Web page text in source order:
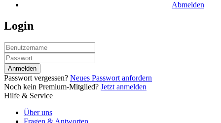
Abmelden
Login
Anmelden
Passwort vergessen? Neues Passwort anfordern
Noch kein Premium-Mitglied? Jetzt anmelden
Hilfe & Service
Über uns
Fragen & Antworten